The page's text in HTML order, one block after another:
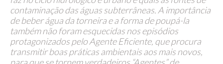
contaminação das águas subterrâneas. A importância
de beber água da torneira e a forma de poupá-la
também não foram esquecidas nos episódios
protagonizados pelo Agente Eficiente, que procura
transmitir boas práticas ambientais aos mais novos,